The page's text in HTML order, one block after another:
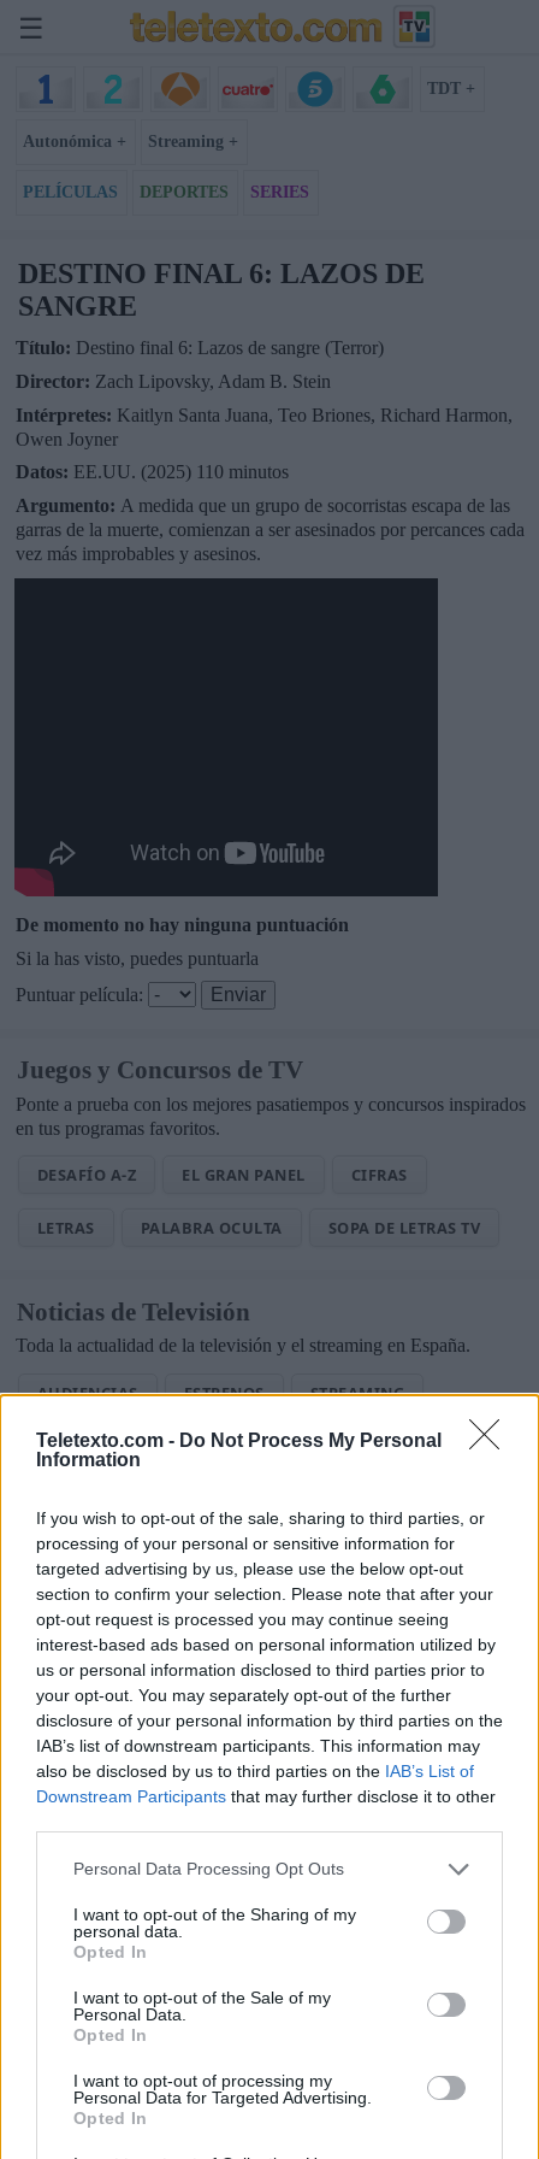
Teletexto.com - Do Not Process My Personal
Information
If you wish to opt-out of the sale, sharing to third parties, or
processing of your personal or sensitive information for
targeted advertising by us, please use the below opt-out
section to confirm your selection. Please note that after your
opt-out request is processed you may continue seeing
interest-based ads based on personal information utilized by
us or personal information disclosed to third parties prior to
your opt-out. You may separately opt-out of the further
disclosure of your personal information by third parties on the
IAB’s list of downstream participants. This information may
also be disclosed by us to third parties on the IAB’s List of
Downstream Participants that may further disclose it to other
Personal Data Processing Opt Outs
I want to opt-out of the Sharing of my
personal data.
Opted In
I want to opt-out of the Sale of my
Personal Data.
Opted In
I want to opt-out of processing my
Personal Data for Targeted Advertising.
Opted In
☰
TDT +
Autonómica + Streaming +
PELÍCULAS DEPORTES SERIES
DESTINO FINAL 6: LAZOS DE
SANGRE
Título: Destino final 6: Lazos de sangre (Terror)
Director: Zach Lipovsky, Adam B. Stein
Intérpretes: Kaitlyn Santa Juana, Teo Briones, Richard Harmon,
Owen Joyner
Datos: EE.UU. (2025) 110 minutos
Argumento: A medida que un grupo de socorristas escapa de las
garras de la muerte, comienzan a ser asesinados por percances cada
vez más improbables y asesinos.
De momento no hay ninguna puntuación
Si la has visto, puedes puntuarla
Puntuar película:
Juegos y Concursos de TV
Ponte a prueba con los mejores pasatiempos y concursos inspirados
en tus programas favoritos.
DESAFÍO A-Z EL GRAN PANEL CIFRAS
LETRAS PALABRA OCULTA SOPA DE LETRAS TV
Noticias de Televisión
Toda la actualidad de la televisión y el streaming en España.
AUDIENCIAS ESTRENOS STREAMING
GENTE TV CONCURSOS REALITIES
Ver perfil
@teletextopuntocom Ver perfil
Añadir un comentario ...
🏆🎬🎾MEJORES Series de DEPORTES
El deporte no ocurre solo en el campo! ⚽🏈🏀
Descubre las series y docuseries más adictivas del
streaming que te mantendrán pegado a la
¡Guarda esta colección para tu próximo
maratón! 🍿🎬🎟️
Opina de Tele
Para ti, ¿cuál es la mejor serie de TV que se emite en España?